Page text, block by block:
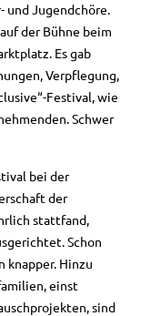
und Jugendchöre.
der Bühne beim
Es gab
Verpflegung,
Festival, wie
Schwer
bei der
der
stattfand,
Schon
knapper. Hinzu
einst
sind